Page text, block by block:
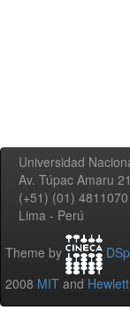
Universidad
Av. Túpac Amaru
(+51) (01) 4811070
Lima - Perú
Theme by
2008 MIT and